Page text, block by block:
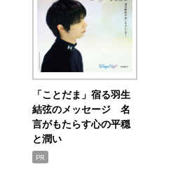
「ことだま」宿る羽生
結弦のメッセージ 名
言がもたらす心の平穏
と潤い
PR